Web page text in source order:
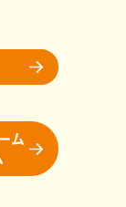
ム